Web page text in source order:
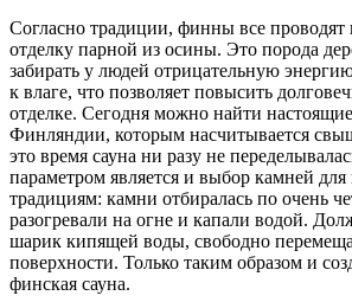
Согласно традиции, финны все
отделку парной из осины. Это порода
забирать у людей отрицательную
к влаге, что позволяет повысить
отделке. Сегодня можно найти
Финляндии, которым насчитывается
это время сауна ни разу не
параметром является и выбор камней
традициям: камни отбиралась по очень
разогревали на огне и капали водой.
шарик кипящей воды, свободно
поверхности. Только таким образом и
финская сауна.